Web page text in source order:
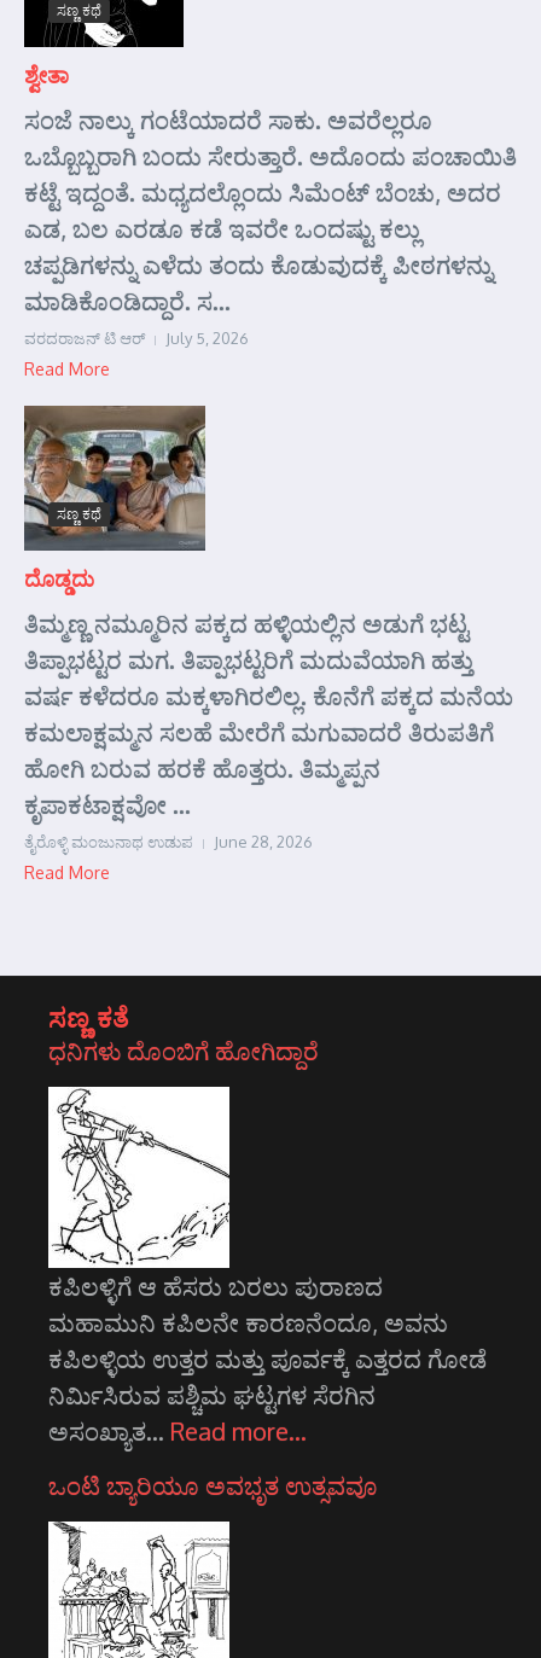
ಸಣ್ಣ ಕಥೆ
ಶ್ವೇತಾ
ಸಂಜೆ ನಾಲ್ಕು ಗಂಟೆಯಾದರೆ ಸಾಕು. ಅವರೆಲ್ಲರೂ
ಒಬ್ಬೊಬ್ಬರಾಗಿ ಬಂದು ಸೇರುತ್ತಾರೆ. ಅದೊಂದು ಪಂಚಾಯಿತಿ
ಕಟ್ಟೆ ಇದ್ದಂತೆ. ಮಧ್ಯದಲ್ಲೊಂದು ಸಿಮೆಂಟ್ ಬೆಂಚು, ಅದರ
ಎಡ, ಬಲ ಎರಡೂ ಕಡೆ ಇವರೇ ಒಂದಷ್ಟು ಕಲ್ಲು
ಚಪ್ಪಡಿಗಳನ್ನು ಎಳೆದು ತಂದು ಕೊಡುವುದಕ್ಕೆ ಪೀಠಗಳನ್ನು
ಮಾಡಿಕೊಂಡಿದ್ದಾರೆ. ಸ...
ವರದರಾಜನ್ ಟಿ ಆರ್ July 5, 2026
Read More
ಸಣ್ಣ ಕಥೆ
ದೊಡ್ಡದು
ತಿಮ್ಮಣ್ಣ ನಮ್ಮೂರಿನ ಪಕ್ಕದ ಹಳ್ಳಿಯಲ್ಲಿನ ಅಡುಗೆ ಭಟ್ಟ
ತಿಪ್ಪಾಭಟ್ಟರ ಮಗ. ತಿಪ್ಪಾಭಟ್ಟರಿಗೆ ಮದುವೆಯಾಗಿ ಹತ್ತು
ವರ್ಷ ಕಳೆದರೂ ಮಕ್ಕಳಾಗಿರಲಿಲ್ಲ. ಕೊನೆಗೆ ಪಕ್ಕದ ಮನೆಯ
ಕಮಲಾಕ್ಷಮ್ಮನ ಸಲಹೆ ಮೇರೆಗೆ ಮಗುವಾದರೆ ತಿರುಪತಿಗೆ
ಹೋಗಿ ಬರುವ ಹರಕೆ ಹೊತ್ತರು. ತಿಮ್ಮಪ್ಪನ
ಕೃಪಾಕಟಾಕ್ಷವೋ ...
ತೈರೊಳ್ಳಿ ಮಂಜುನಾಥ ಉಡುಪ June 28, 2026
Read More
ಸಣ್ಣ ಕತೆ
ಧನಿಗಳು ದೊಂಬಿಗೆ ಹೋಗಿದ್ದಾರೆ
ಕಪಿಲಳ್ಳಿಗೆ ಆ ಹೆಸರು ಬರಲು ಪುರಾಣದ
ಮಹಾಮುನಿ ಕಪಿಲನೇ ಕಾರಣನೆಂದೂ, ಅವನು
ಕಪಿಲಳ್ಳಿಯ ಉತ್ತರ ಮತ್ತು ಪೂರ್ವಕ್ಕೆ ಎತ್ತರದ ಗೋಡೆ
ನಿರ್ಮಿಸಿರುವ ಪಶ್ಚಿಮ ಘಟ್ಟಗಳ ಸೆರಗಿನ
ಅಸಂಖ್ಯಾತ… Read more…
ಒಂಟಿ ಬ್ಯಾರಿಯೂ ಅವಭೃತ ಉತ್ಸವವೂ